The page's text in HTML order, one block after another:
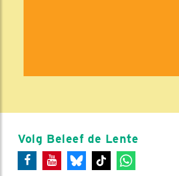
Volg Beleef de Lente